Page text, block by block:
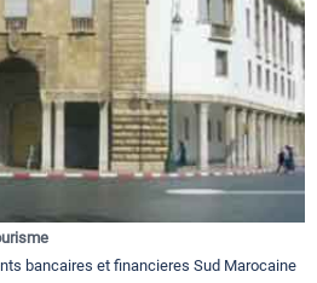
bancaires et financieres Sud Marocaine